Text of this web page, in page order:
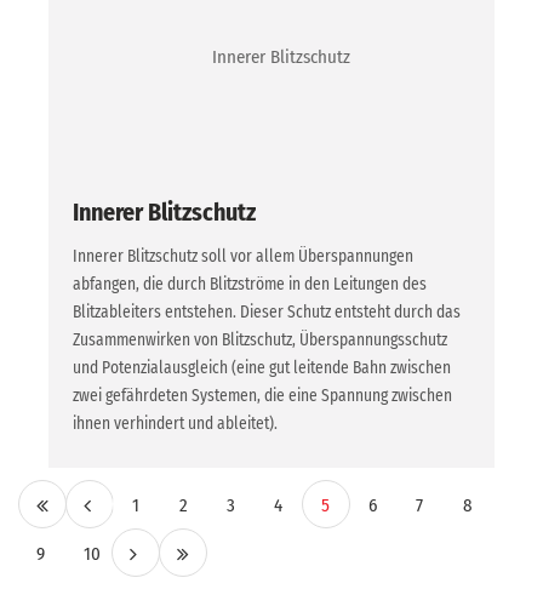
Innerer Blitzschutz
Innerer Blitzschutz soll vor allem Überspannungen
abfangen, die durch Blitzströme in den Leitungen des
Blitzableiters entstehen. Dieser Schutz entsteht durch das
Zusammenwirken von Blitzschutz, Überspannungsschutz
und Potenzialausgleich (eine gut leitende Bahn zwischen
zwei gefährdeten Systemen, die eine Spannung zwischen
ihnen verhindert und ableitet).
1 2 3 4 5 6 7 8
9 10